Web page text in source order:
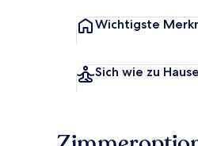
Wichtigste
Sich wie zu